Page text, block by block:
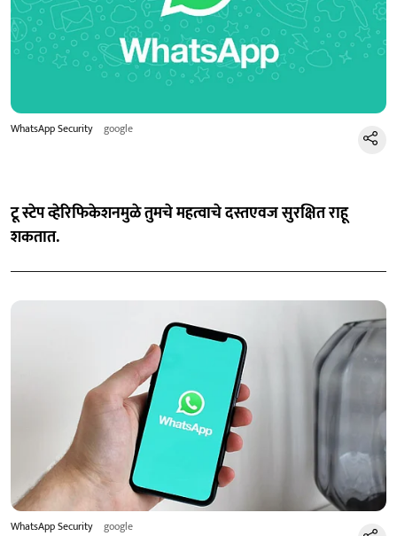
WhatsApp Security google
टू स्टेप व्हेरिफिकेशनमुळे तुमचे महत्वाचे दस्तएवज सुरक्षित राहू
शकतात.
WhatsApp Security google